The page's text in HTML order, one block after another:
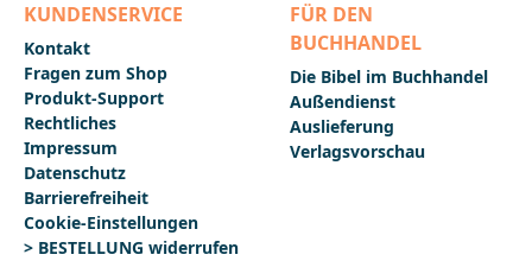
KUNDENSERVICE
Kontakt
Fragen zum Shop
Produkt-Support
Rechtliches
Impressum
Datenschutz
Barrierefreiheit
Cookie-Einstellungen
> BESTELLUNG widerrufen
FÜR DEN
BUCHHANDEL
Die Bibel im Buchhandel
Außendienst
Auslieferung
Verlagsvorschau